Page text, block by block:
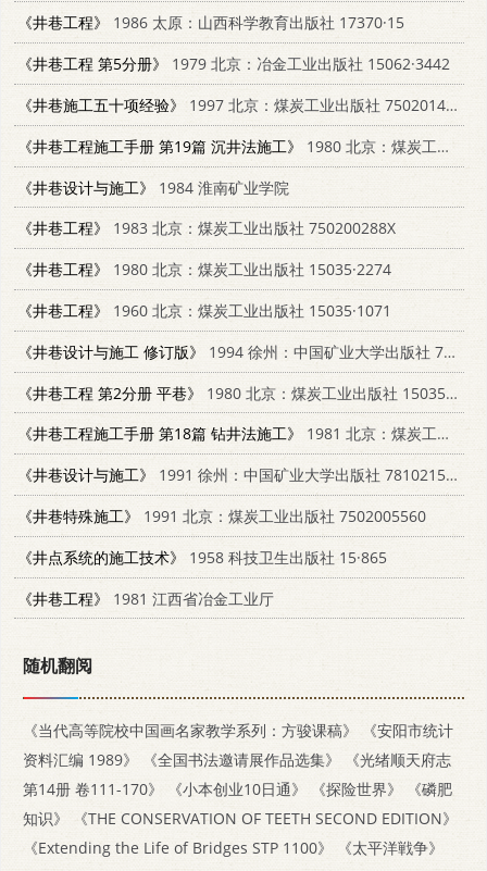
《井巷工程》
1986 太原：山西科学教育出版社 17370·15
《井巷工程 第5分册》
1979 北京：冶金工业出版社 15062·3442
《井巷施工五十项经验》 1997 北京：煤炭工业出版社 7502014187
《井巷工程施工手册 第19篇 沉井法施工》
1980 北京：煤炭工业出版社 15035·2304
《井巷设计与施工》
1984 淮南矿业学院
《井巷工程》
1983 北京：煤炭工业出版社 750200288X
《井巷工程》
1980 北京：煤炭工业出版社 15035·2274
《井巷工程》
1960 北京：煤炭工业出版社 15035·1071
《井巷设计与施工 修订版》
1994 徐州：中国矿业大学出版社 7810400193
《井巷工程 第2分册 平巷》
1980 北京：煤炭工业出版社 15035·2244
《井巷工程施工手册 第18篇 钻井法施工》
1981 北京：煤炭工业出版社 15035·2427
《井巷设计与施工》
1991 徐州：中国矿业大学出版社 7810215523
《井巷特殊施工》
1991 北京：煤炭工业出版社 7502005560
《井点系统的施工技术》
1958 科技卫生出版社 15·865
《井巷工程》
1981 江西省冶金工业厅
随机翻阅
《当代高等院校中国画名家教学系列：方骏课稿》
《安阳市统计
资料汇编 1989》
《全国书法邀请展作品选集》
《光绪顺天府志
第14册 卷111-170》
《小本创业10日通》 《探险世界》
《磷肥
知识》
《THE CONSERVATION OF TEETH SECOND EDITION》
《Extending the Life of Bridges STP 1100》
《太平洋戦争》